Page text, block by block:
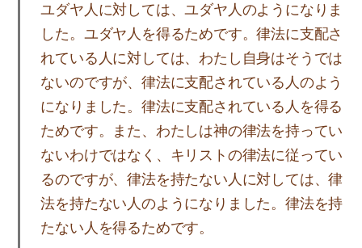
ユダヤ人に対しては、ユダヤ人のようになりま
した。ユダヤ人を得るためです。律法に支配さ
れている人に対しては、わたし自身はそうでは
ないのですが、律法に支配されている人のよう
になりました。律法に支配されている人を得る
ためです。また、わたしは神の律法を持ってい
ないわけではなく、キリストの律法に従ってい
るのですが、律法を持たない人に対しては、律
法を持たない人のようになりました。律法を持
たない人を得るためです。